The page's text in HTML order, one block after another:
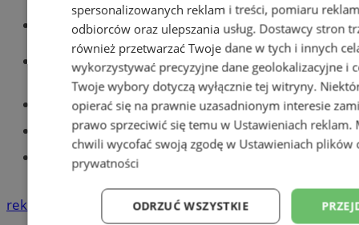
Wiadomości kryminalne w Tychach
Wiadomości lokalne
Części samochodowe do -70%!
Tworzenie stron www - Tychy
Znajdź pracę - codziennie nowe
ogłoszenia
reklama
spersonalizowanych reklam i treści, pomiaru
odbiorców oraz ulepszania usług. Dostawcy stron
również przetwarzać Twoje dane w tych i innych
wykorzystywać precyzyjne dane geolokalizacyjne i
Twoje wybory dotyczą wyłącznie tej witryny.
opierać się na prawnie uzasadnionym interesie
prawo sprzeciwić się temu w Ustawieniach reklam.
chwili wycofać swoją zgodę w Ustawieniach plików
prywatności
ODRZUĆ WSZYSTKIE